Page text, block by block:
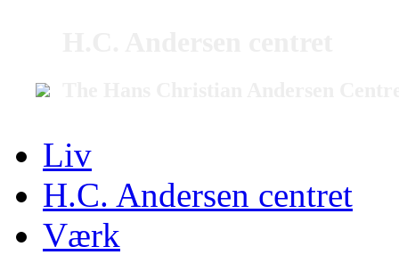
Liv
H.C. Andersen centret
Værk